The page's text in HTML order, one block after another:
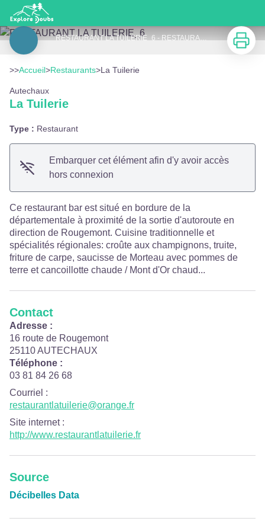
La Tuilerie
RESTAURANT LA TUILERIE_6 - RESTAURANT LA TUILERIE
Voir l'image en plein écran
Imprimer
>>Accueil>Restaurants>La Tuilerie
Autechaux
La Tuilerie
Type : Restaurant
Embarquer cet élément afin d'y avoir accès
hors connexion
Ce restaurant bar est situé en bordure de la
départementale à proximité de la sortie d'autoroute en
direction de Rougemont. Cuisine traditionnelle et
spécialités régionales: croûte aux champignons, truite,
friture de carpe, saucisse de Morteau avec pommes de
terre et cancoillotte chaude / Mont d'Or chaud...
Contact
Adresse :
16 route de Rougemont
25110 AUTECHAUX
Téléphone :
03 81 84 26 68
Courriel :
restaurantlatuilerie@orange.fr
Site internet:
http://www.restaurantlatuilerie.fr
Source
Décibelles Data